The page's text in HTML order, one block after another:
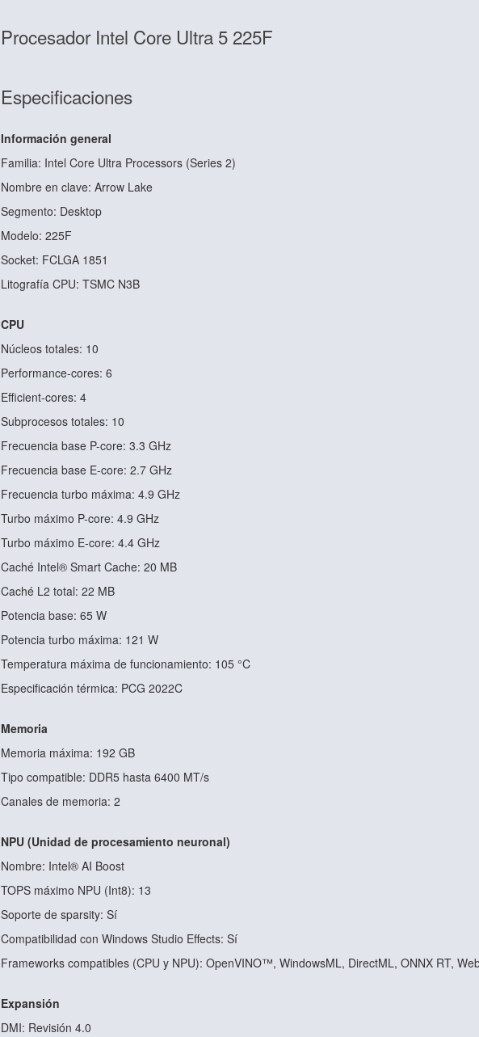
Procesador Intel Core Ultra 5 225F
Especificaciones
Información general
Familia: Intel Core Ultra Processors (Series 2)
Nombre en clave: Arrow Lake
Segmento: Desktop
Modelo: 225F
Socket: FCLGA 1851
Litografía CPU: TSMC N3B
CPU
Núcleos totales: 10
Performance-cores: 6
Efficient-cores: 4
Subprocesos totales: 10
Frecuencia base P-core: 3.3 GHz
Frecuencia base E-core: 2.7 GHz
Frecuencia turbo máxima: 4.9 GHz
Turbo máximo P-core: 4.9 GHz
Turbo máximo E-core: 4.4 GHz
Caché Intel® Smart Cache: 20 MB
Caché L2 total: 22 MB
Potencia base: 65 W
Potencia turbo máxima: 121 W
Temperatura máxima de funcionamiento: 105 °C
Especificación térmica: PCG 2022C
Memoria
Memoria máxima: 192 GB
Tipo compatible: DDR5 hasta 6400 MT/s
Canales de memoria: 2
NPU (Unidad de procesamiento neuronal)
Nombre: Intel® AI Boost
TOPS máximo NPU (Int8): 13
Soporte de sparsity: Sí
Compatibilidad con Windows Studio Effects: Sí
Frameworks compatibles (CPU y NPU): OpenVINO™, WindowsML, DirectML, ONNX RT,
Expansión
DMI: Revisión 4.0